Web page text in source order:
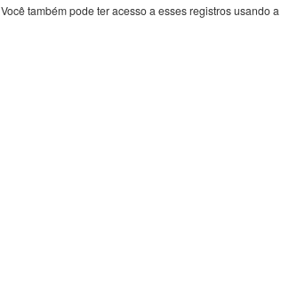
Você também pode ter acesso a esses registros usando a